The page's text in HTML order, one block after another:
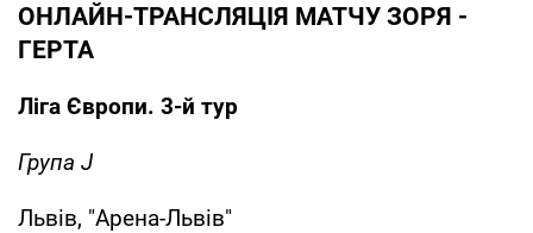
ОНЛАЙН-ТРАНСЛЯЦІЯ МАТЧУ ЗОРЯ -
ГЕРТА
Ліга Європи. 3-й тур
Група J
Львів, "Арена-Львів"